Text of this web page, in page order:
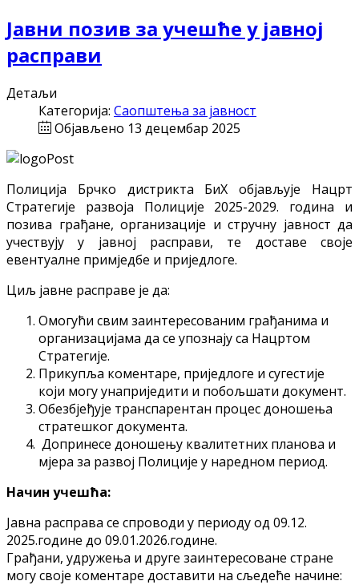
Јавни позив за учешће у јавној
расправи
Детаљи
Категорија: Саопштења за јавност
Објављено 13 децембар 2025
Полиција Брчко дистрикта БиХ објављује Нацрт
Стратегије развоја Полиције 2025-2029. година и
позива грађане, организације и стручну јавност да
учествују у јавној расправи, те доставе своје
евентуалне примједбе и приједлоге.
Циљ јавне расправе је да:
Омогући свим заинтересованим грађанима и
организацијама да се упознају са Нацртом
Стратегије.
Прикупља коментаре, приједлоге и сугестије
који могу унаприједити и побољшати документ.
Обезбјеђује транспарентан процес доношења
стратешког документа.
Допринесе доношењу квалитетних планова и
мјера за развој Полиције у наредном период.
Начин учешћа:
Јавна расправа се спроводи у периоду од 09.12.
2025.године до 09.01.2026.године.
Грађани, удружења и друге заинтересоване стране
могу своје коментаре доставити на сљедеће начине: